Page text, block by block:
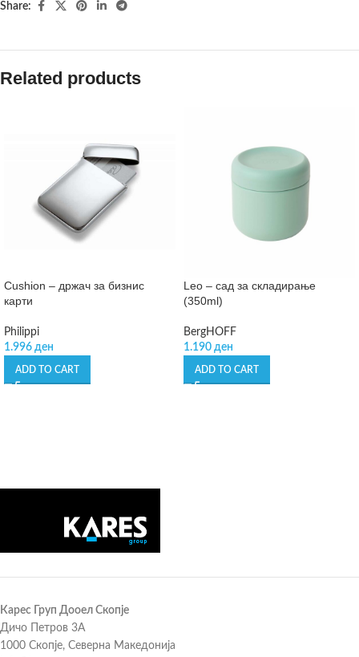
Share:
Related products
Cushion – држач за бизнис
карти
Philippi
1.996 ден
ADD TO CART
Leo – сад за складирање
(350ml)
BergHOFF
1.190 ден
ADD TO CART
Карес Груп Дооел Скопје
Дичо Петров 3А
1000 Скопје, Северна Македонија